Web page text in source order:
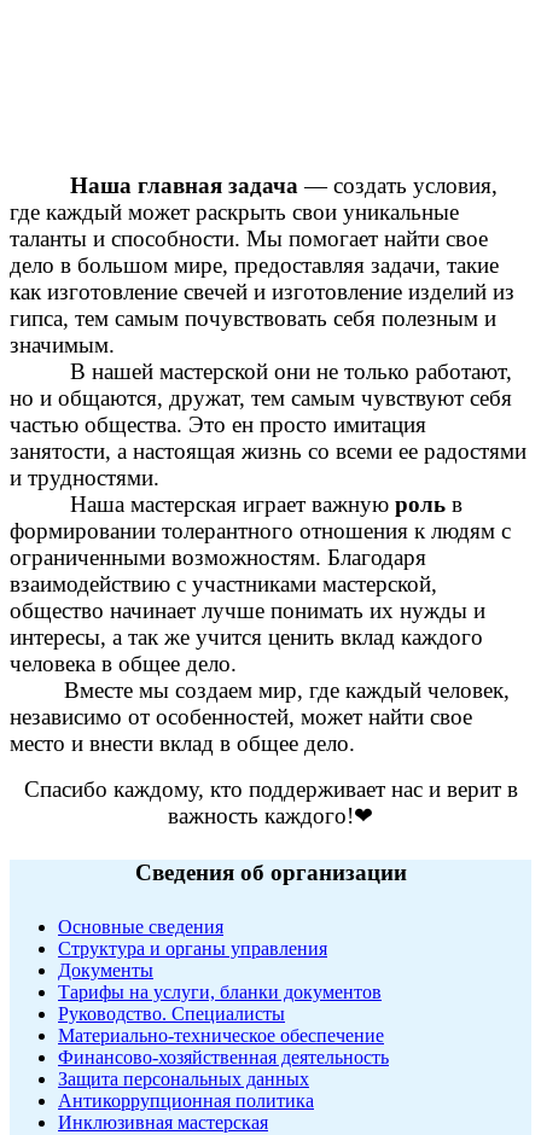
Наша главная задача— создать условия,
где каждый может раскрыть свои уникальные
таланты и способности. Мы помогает найти свое
дело в большом мире, предоставляя задачи, такие
как изготовление свечей и изготовление изделий из
гипса, тем самым почувствовать себя полезным и
значимым.
В нашей мастерской они не только работают,
но и общаются, дружат, тем самым чувствуют себя
частью общества. Это ен просто имитация
занятости, а настоящая жизнь со всеми ее радостями
и трудностями.
Наша мастерская играет важную роль в
формировании толерантного отношения к людям с
ограниченными возможностям. Благодаря
взаимодействию с участниками мастерской,
общество начинает лучше понимать их нужды и
интересы, а так же учится ценить вклад каждого
человека в общее дело.
Вместе мы создаем мир, где каждый человек,
независимо от особенностей, может найти свое
место и внести вклад в общее дело.
Спасибо каждому, кто поддерживает нас и верит в
важность каждого!❤
Сведения об организации
Основные сведения
Структура и органы управления
Документы
Тарифы на услуги, бланки документов
Руководство. Специалисты
Материально-техническое обеспечение
Финансово-хозяйственная деятельность
Защита персональных данных
Антикоррупционная политика
Инклюзивная мастерская